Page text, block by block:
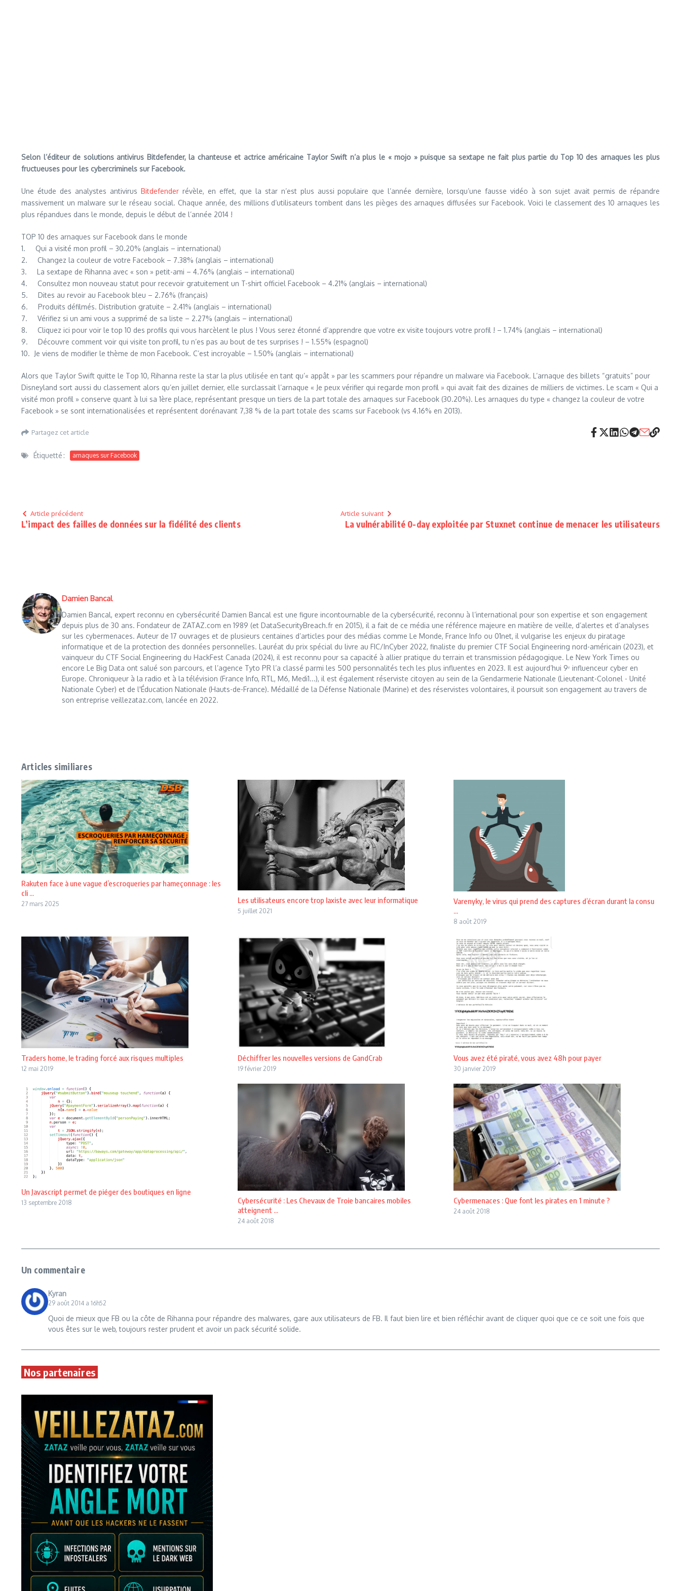
Selon l’éditeur de solutions antivirus Bitdefender, la chanteuse et actrice américaine Taylor Swift n’a plus le « mojo » puisque sa sextape ne fait plus partie du Top 10 des arnaques les plus
fructueuses pour les cybercriminels sur Facebook.
Une étude des analystes antivirus Bitdefenderrévèle, en effet, que la star n’est plus aussi populaire que l’année dernière, lorsqu’une fausse vidéo à son sujet avait permis de répandre
massivement un malware sur le réseau social. Chaque année, des millions d’utilisateurs tombent dans les pièges des arnaques diffusées sur Facebook. Voici le classement des 10 arnaques les
plus répandues dans le monde, depuis le début de l’année 2014 !
TOP 10 des arnaques sur Facebook dans le monde
1. Qui a visité mon profil – 30.20% (anglais – international)
2. Changez la couleur de votre Facebook – 7.38% (anglais – international)
3. La sextape de Rihanna avec « son » petit-ami – 4.76% (anglais – international)
4. Consultez mon nouveau statut pour recevoir gratuitement un T-shirt officiel Facebook – 4.21% (anglais – international)
5. Dites au revoir au Facebook bleu – 2.76% (français)
6. Produits défilmés. Distribution gratuite – 2.41% (anglais – international)
7. Vérifiez si un ami vous a supprimé de sa liste – 2.27% (anglais – international)
8. Cliquez ici pour voir le top 10 des profils qui vous harcèlent le plus ! Vous serez étonné d’apprendre que votre ex visite toujours votre profil ! – 1.74% (anglais – international)
9. Découvre comment voir qui visite ton profil, tu n’es pas au bout de tes surprises ! – 1.55% (espagnol)
10. Je viens de modifier le thème de mon Facebook. C’est incroyable – 1.50% (anglais – international)
Alors que Taylor Swift quitte le Top 10, Rihanna reste la star la plus utilisée en tant qu’« appât » par les scammers pour répandre un malware via Facebook. L’arnaque des billets “gratuits” pour
Disneyland sort aussi du classement alors qu’en juillet dernier, elle surclassait l’arnaque « Je peux vérifier qui regarde mon profil » qui avait fait des dizaines de milliers de victimes. Le scam « Qui a
visité mon profil » conserve quant à lui sa 1ère place, représentant presque un tiers de la part totale des arnaques sur Facebook (30.20%). Les arnaques du type « changez la couleur de votre
Facebook » se sont internationalisées et représentent dorénavant 7,38 % de la part totale des scams sur Facebook (vs 4.16% en 2013).
Partagez cet article
Étiquetté : arnaques sur Facebook
Article précédent
L’impact des failles de données sur la fidélité des clients
Article suivant
La vulnérabilité 0-day exploitée par Stuxnet continue de menacer les utilisateurs
Damien Bancal
Damien Bancal, expert reconnu en cybersécurité Damien Bancal est une figure incontournable de la cybersécurité, reconnu à l’international pour son expertise et son engagement
depuis plus de 30 ans. Fondateur de ZATAZ.com en 1989 (et DataSecurityBreach.fr en 2015), il a fait de ce média une référence majeure en matière de veille, d’alertes et d’analyses
sur les cybermenaces. Auteur de 17 ouvrages et de plusieurs centaines d’articles pour des médias comme Le Monde, France Info ou 01net, il vulgarise les enjeux du piratage
informatique et de la protection des données personnelles. Lauréat du prix spécial du livre au FIC/InCyber 2022, finaliste du premier CTF Social Engineering nord-américain (2023), et
vainqueur du CTF Social Engineering du HackFest Canada (2024), il est reconnu pour sa capacité à allier pratique du terrain et transmission pédagogique. Le New York Times ou
encore Le Big Data ont salué son parcours, et l’agence Tyto PR l’a classé parmi les 500 personnalités tech les plus influentes en 2023. Il est aujourd’hui 9ᵉ influenceur cyber en
Europe. Chroniqueur à la radio et à la télévision (France Info, RTL, M6, Medi1...), il est également réserviste citoyen au sein de la Gendarmerie Nationale (Lieutenant-Colonel - Unité
Nationale Cyber) et de l'Éducation Nationale (Hauts-de-France). Médaillé de la Défense Nationale (Marine) et des réservistes volontaires, il poursuit son engagement au travers de
son entreprise veillezataz.com, lancée en 2022.
Articles similiares
Rakuten face à une vague d’escroqueries par hameçonnage : les
cli ...
27 mars 2025 Les utilisateurs encore trop laxiste avec leur informatique
5 juillet 2021
Varenyky, le virus qui prend des captures d’écran durant la consu
...
8 août 2019
Traders home, le trading forcé aux risques multiples
12 mai 2019
Déchiffrer les nouvelles versions de GandCrab
19 février 2019
Vous avez été piraté, vous avez 48h pour payer
30 janvier 2019
Un Javascript permet de piéger des boutiques en ligne
13 septembre 2018
Cybersécurité : Les Chevaux de Troie bancaires mobiles
atteignent ...
24 août 2018
Cybermenaces : Que font les pirates en 1 minute ?
24 août 2018
Un commentaire
Kyran
29 août 2014 a 16h52
Quoi de mieux que FB ou la côte de Rihanna pour répandre des malwares, gare aux utilisateurs de FB. Il faut bien lire et bien réfléchir avant de cliquer quoi que ce ce soit une fois que
vous êtes sur le web, toujours rester prudent et avoir un pack sécurité solide.
Nos partenaires